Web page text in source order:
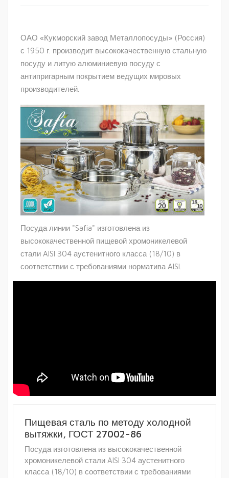
ОАО «Кукморский завод Металлопосуды» (Россия)
с 1950 г. производит высококачественную стальную
посуду и литую алюминиевую посуду с
антипригарным покрытием ведущих мировых
производителей.
Посуда линии "Safia" изготовлена из
высококачественной пищевой хромоникелевой
стали AISI 304 аустенитного класса (18/10) в
соответствии с требованиями норматива AISI.
Пищевая сталь по методу холодной
вытяжки, ГОСТ 27002-86
Посуда изготовлена из высококачественной
хромоникелевой стали AISI 304 аустенитного
класса (18/10) в соответствии с требованиями